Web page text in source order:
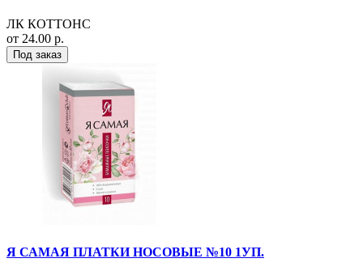
ЛК КОТТОНС
от 24.00 р.
Под заказ
Я САМАЯ ПЛАТКИ НОСОВЫЕ №10 1УП.